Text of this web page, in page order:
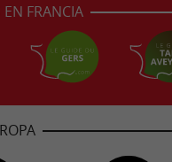
FRANCIA